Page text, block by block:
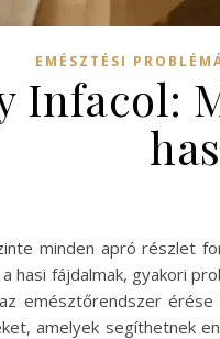
EMÉSZTÉSI
Infacol:
minden apró részlet
hasi fájdalmak, gyakori
emésztőrendszer
amelyek segíthetnek